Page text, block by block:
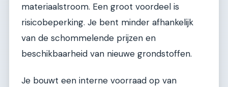
materiaalstroom. Een groot voordeel is
risicobeperking. Je bent minder afhankelijk
van de schommelende prijzen en
beschikbaarheid van nieuwe grondstoffen.
Je bouwt een interne voorraad op van